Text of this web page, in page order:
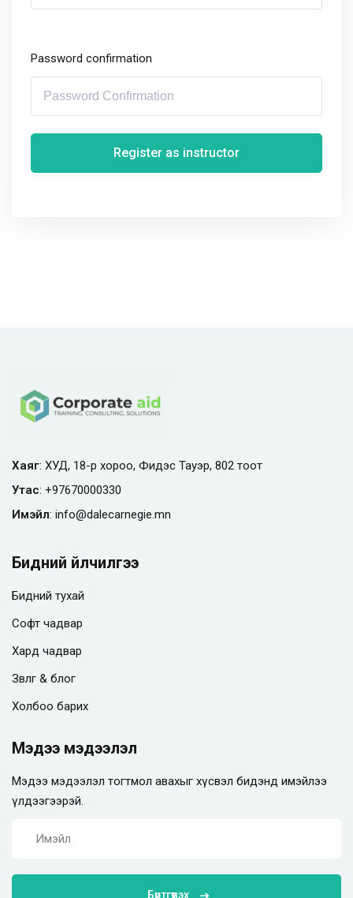
Password confirmation
Register as instructor
Хаяг: ХУД, 18-р хороо, Фидэс Тауэр, 802 тоот
Утас: +97670000330
Имэйл: info@dalecarnegie.mn
Бидний үйлчилгээ
Бидний тухай
Софт чадвар
Хард чадвар
Зөвлөгөө & блог
Холбоо барих
Мэдээ мэдээлэл
Мэдээ мэдээлэл тогтмол авахыг хүсвэл бидэнд имэйлээ
үлдээгээрэй.
Бүртгүүлэх